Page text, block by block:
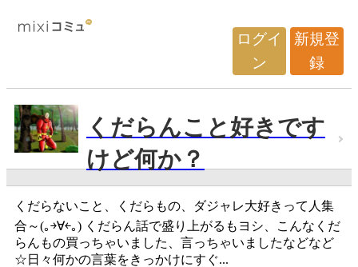
ログイ
ン
新規登
録
くだらんこと好きです
けど何か？
くだらないこと、くだらもの、ダジャレ大好きって人集
合～(｡￫∀￩｡) くだらん話で盛り上がるもヨシ、こんなくだ
らんもの買っちゃいました、言っちゃいましたなどなど
☆日々何かの言葉をきっかけにすぐ...